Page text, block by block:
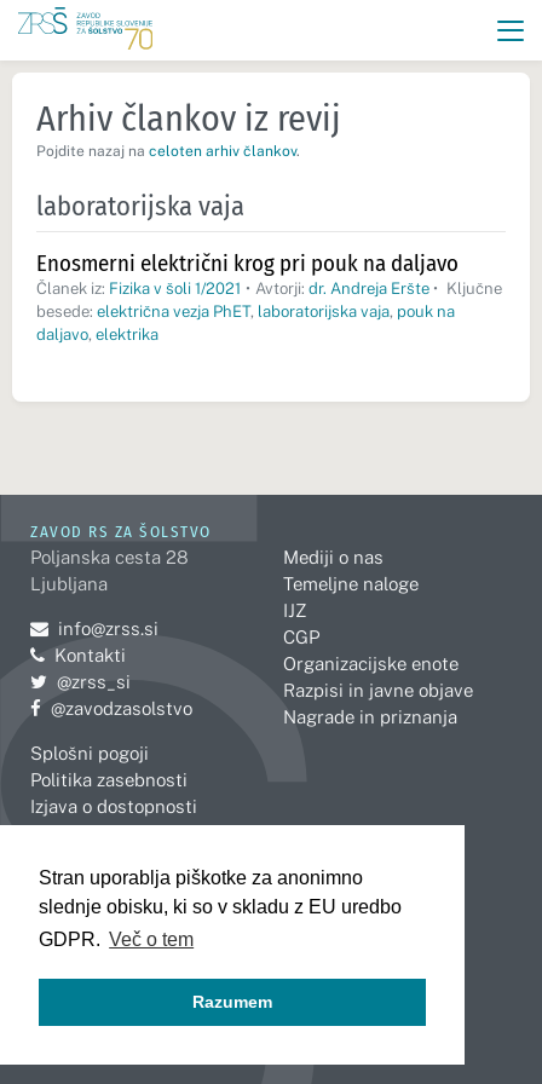
Stran uporablja piškotke za anonimno
slednje obisku, ki so v skladu z EU uredbo
GDPR. Več o tem
Razumem
Arhiv člankov iz revij
Pojdite nazaj na celoten arhiv člankov.
laboratorijska vaja
Enosmerni električni krog pri pouk na daljavo
Članek iz: Fizika v šoli 1/2021 • Avtorji: dr. Andreja Eršte • Ključne
besede: električna vezja PhET, laboratorijska vaja, pouk na
daljavo, elektrika
ZAVOD RS ZA ŠOLSTVO
Poljanska cesta 28
Ljubljana
Pošljite e-mail na
info@zrss.si
Kontakti
Pojdite na Twitter:
@zrss_si
Pojdite na Facebook:
@zavodzasolstvo
Splošni pogoji
Politika zasebnosti
Izjava o dostopnosti
Mediji o nas
Temeljne naloge
IJZ
CGP
Organizacijske enote
Razpisi in javne objave
Nagrade in priznanja
Celje
Koper
Kranj
Novo mesto
Slovenj Gradec